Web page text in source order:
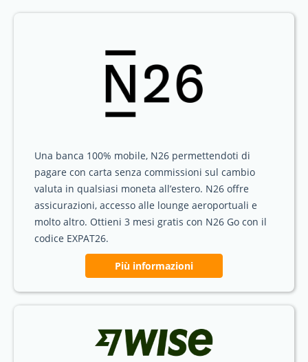
Una banca 100% mobile, N26 permettendoti di
pagare con carta senza commissioni sul cambio
valuta in qualsiasi moneta all’estero. N26 offre
assicurazioni, accesso alle lounge aeroportuali e
molto altro. Ottieni 3 mesi gratis con N26 Go con il
codice EXPAT26.
Più informazioni